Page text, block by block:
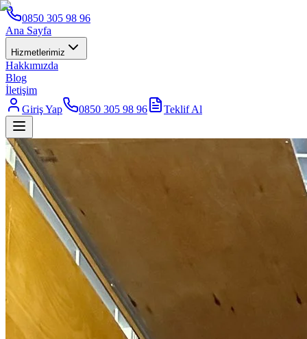
0850 305 98 96
Ana Sayfa
Hizmetlerimiz
Hakkımızda
Blog
İletişim
Giriş Yap
0850 305 98 96 Teklif Al